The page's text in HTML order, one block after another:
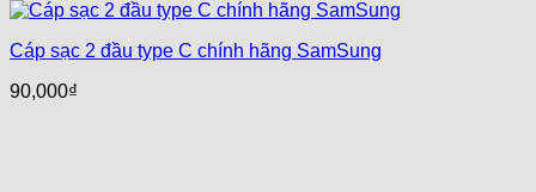
Cáp sạc 2 đầu type C chính hãng SamSung
90,000₫